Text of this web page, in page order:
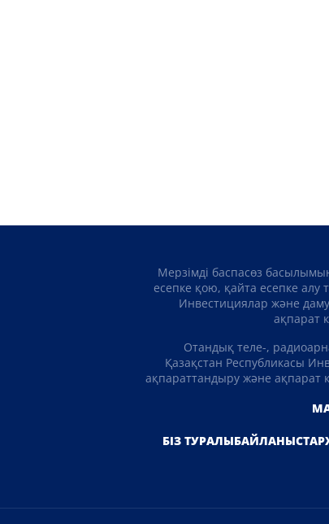
Мерзімді баспасөз
есепке қою, қайта есепке алу
Инвестициялар және
ақпарат
Отандық теле-,
Қазақстан Республикасы
ақпараттандыру және ақпарат
БІЗ ТУРАЛЫБАЙЛАНЫСТАР